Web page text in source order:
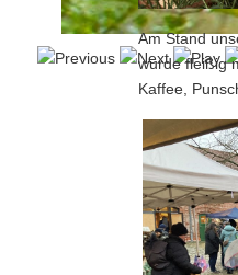
Am Stand
wurde fleißig
Kaffee,